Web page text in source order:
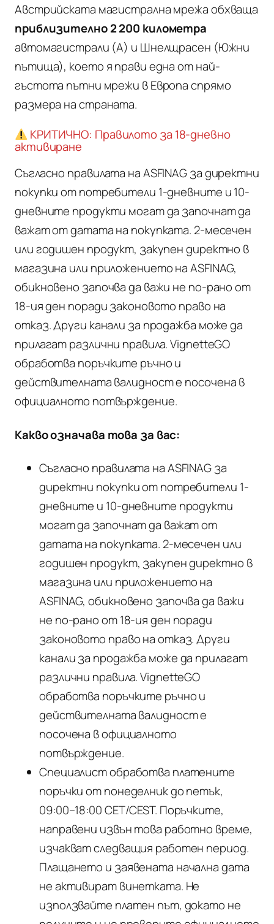
Австрийската магистрална мрежа обхваща
приблизително 2 200 километра
автомагистрали (А) и Шнелщрасен (Южни
пътища), което я прави една от най-
гъстота пътни мрежи в Европа спрямо
размера на страната.
КРИТИЧНО: Правилото за 18-дневно
активиране
Съгласно правилата на ASFINAG за директни
покупки от потребители 1-дневните и 10-
дневните продукти могат да започнат да
важат от датата на покупката. 2-месечен
или годишен продукт, закупен директно в
магазина или приложението на ASFINAG,
обикновено започва да важи не по-рано от
18-ия ден поради законовото право на
отказ. Други канали за продажба може да
прилагат различни правила. VignetteGO
обработва поръчките ръчно и
действителната валидност е посочена в
официалното потвърждение.
Какво означава това за вас:
Съгласно правилата на ASFINAG за
директни покупки от потребители 1-
дневните и 10-дневните продукти
могат да започнат да важат от
датата на покупката. 2-месечен или
годишен продукт, закупен директно в
магазина или приложението на
ASFINAG, обикновено започва да важи
не по-рано от 18-ия ден поради
законовото право на отказ. Други
канали за продажба може да прилагат
различни правила. VignetteGO
обработва поръчките ръчно и
действителната валидност е
посочена в официалното
потвърждение.
Специалист обработва платените
поръчки от понеделник до петък,
09:00–18:00 CET/CEST. Поръчките,
направени извън това работно време,
изчакват следващия работен период.
Плащането и заявената начална дата
не активират винетката. Не
използвайте платен път, докато не